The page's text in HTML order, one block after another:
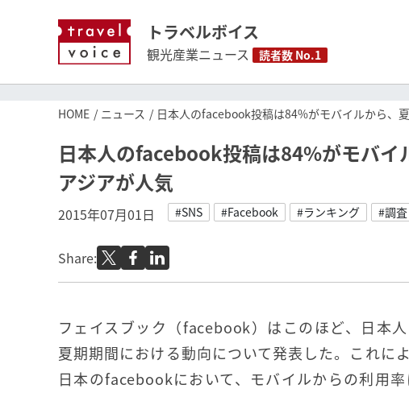
トラベルボイス
観光産業ニュース 読者数 No.1
HOME ニュース 日本人のfacebook投稿は84%がモバイルから、
日本人のfacebook投稿は84%がモバイ
アジアが人気
2015年07月01日 #SNS #Facebook #ランキング #調査
Share:
フェイスブック（facebook）はこのほど、日本
夏期期間における動向について発表した。これによ
日本のfacebookにおいて、モバイルからの利用